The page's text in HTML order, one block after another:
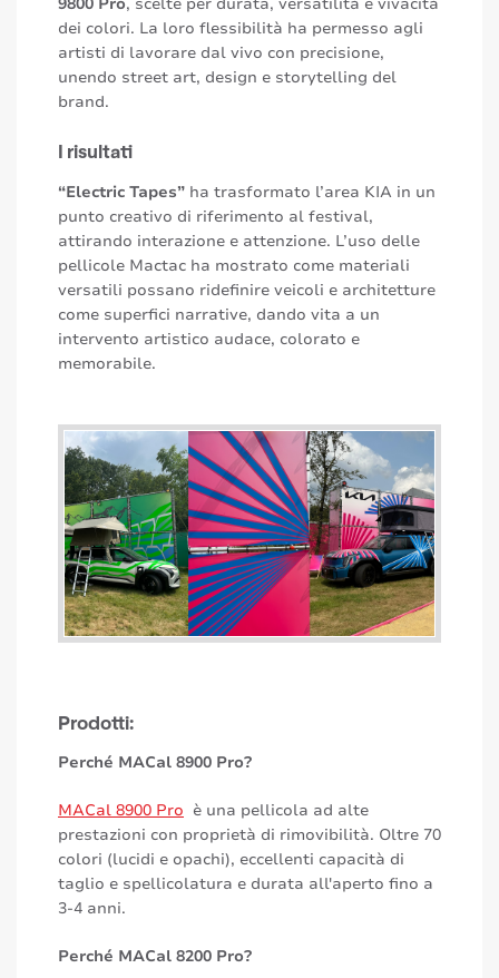
9800 Pro, scelte per durata, versatilità e vivacità
dei colori. La loro flessibilità ha permesso agli
artisti di lavorare dal vivo con precisione,
unendo street art, design e storytelling del
brand.
I risultati
“Electric Tapes” ha trasformato l’area KIA in un
punto creativo di riferimento al festival,
attirando interazione e attenzione. L’uso delle
pellicole Mactac ha mostrato come materiali
versatili possano ridefinire veicoli e architetture
come superfici narrative, dando vita a un
intervento artistico audace, colorato e
memorabile.
Prodotti:
Perché MACal 8900 Pro?
MACal 8900 Pro è una pellicola ad alte
prestazioni con proprietà di rimovibilità. Oltre 70
colori (lucidi e opachi), eccellenti capacità di
taglio e spellicolatura e durata all'aperto fino a
3-4 anni.
Perché MACal 8200 Pro?